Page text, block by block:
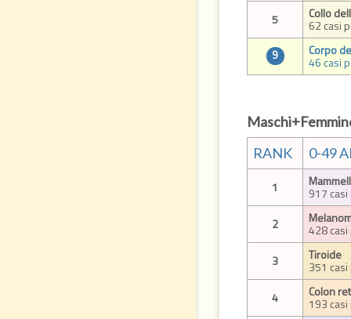
5
Collo
62 casi
9
Corpo
46 casi
RANK
0-49
1
917
2
428 casi
3
Tiroide
351
4
Colon
193